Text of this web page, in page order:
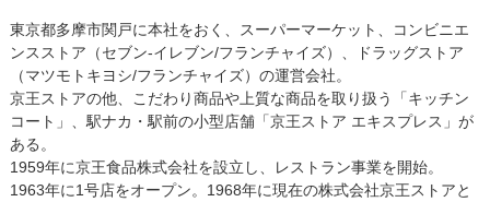
東京都多摩市関戸に本社をおく、スーパーマーケット、コンビニエ
ンスストア（セブン-イレブン/フランチャイズ）、ドラッグストア
（マツモトキヨシ/フランチャイズ）の運営会社。
京王ストアの他、こだわり商品や上質な商品を取り扱う「キッチン
コート」、駅ナカ・駅前の小型店舗「京王ストア エキスプレス」が
ある。
1959年に京王食品株式会社を設立し、レストラン事業を開始。
1963年に1号店をオープン。1968年に現在の株式会社京王ストアと